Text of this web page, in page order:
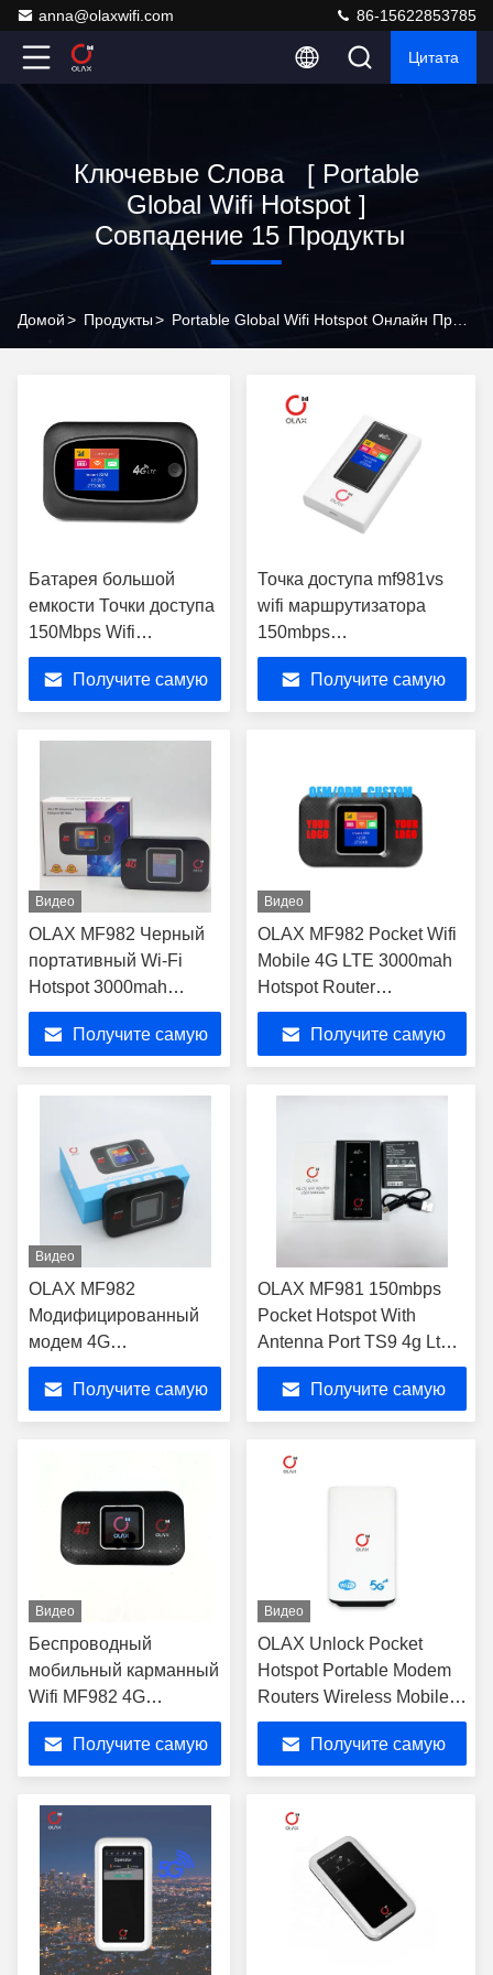
anna@olaxwifi.com 86-15622853785
Цитата
Ключевые Слова [ Portable
Global Wifi Hotspot ]
Совпадение 15 Продукты
Домой> Продукты>
Батарея большой
емкости Точки доступа
150Mbps Wifi
маршрутизатора CAT4
Mifi Wifi портативная
глобальная
Получите самую
Точка доступа mf981vs
wifi маршрутизатора
150mbps
маршрутизатора 4g
модема батареи лития
4g беспроводная
Получите самую
Видео
OLAX MF982 Черный
портативный Wi-Fi
Hotspot 3000mah
Pocket Wi-Fi с сим-
картой игровой роутер
4g Routers
Получите самую
Видео
OLAX MF982 Pocket Wifi
Mobile 4G LTE 3000mah
Hotspot Router
Фабричный
беспроводный Wi-Fi
ретранслятор
Получите самую
Видео
OLAX MF982
Модифицированный
модем 4G
маршрутизатор
портативный Wi-Fi 4G
SIM карты карманный
Получите самую
OLAX MF981 150mbps
Pocket Hotspot With
Antenna Port TS9 4g Lte
Wifi Router Mini Wifi
Мобильный горячий
Получите самую
Видео
Беспроводный
мобильный карманный
Wifi MF982 4G
150mbps Smart MINI
Mobile Portable Hotspot
3G 4G Lte
беспроводный
карманный Wifi
маршрутизатор
Получите самую
Видео
OLAX Unlock Pocket
Hotspot Portable Modem
Routers Wireless Mobile
4G 5G Lte 300 Mbps
Внешний Wi-Fi
маршрутизатор
Получите самую